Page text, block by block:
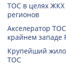
ТОС в целях ЖКХ
регионов
Акселератор
крайнем западе
Крупейший
ТОС